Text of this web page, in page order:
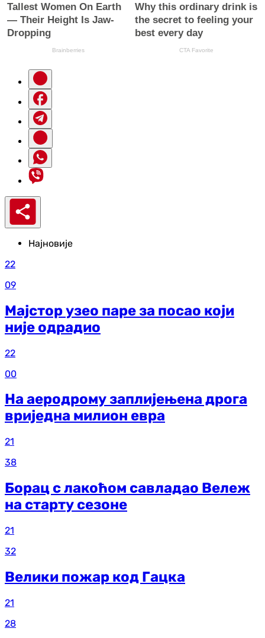
Најновије
22
09
Мајстор узео паре за посао који
није одрадио
22
00
На аеродрому заплијењена дрога
вриједна милион евра
21
38
Борац с лакоћом савладао Вележ
на старту сезоне
21
32
Велики пожар код Гацка
21
28